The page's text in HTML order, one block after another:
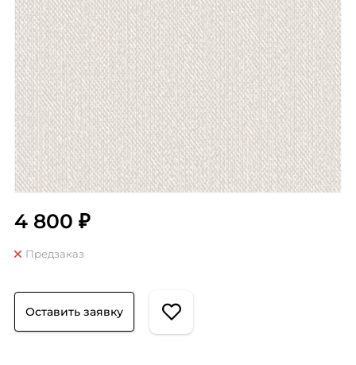
4 800 ₽
Предзаказ
Оставить заявку